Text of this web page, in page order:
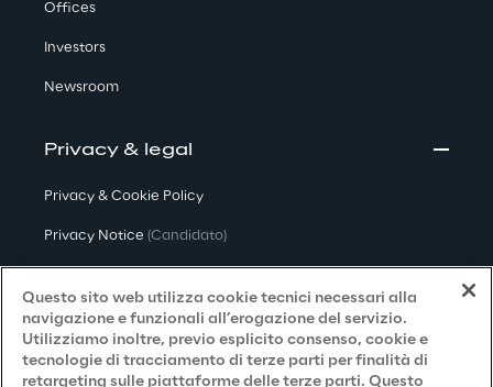
Offices
Investors
Newsroom
Privacy & legal
Privacy & Cookie Policy
Privacy Notice (Candidato)
Privacy Notice(Fornitore)
Privacy Notice (Marketing)
Questo sito web utilizza cookie tecnici necessari alla
navigazione e funzionali all’erogazione del servizio.
Utilizziamo inoltre, previo esplicito consenso, cookie e
tecnologie di tracciamento di terze parti per finalità di
retargeting sulle piattaforme delle terze parti. Questo